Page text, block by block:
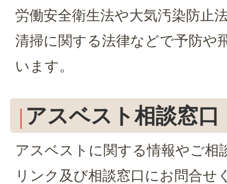
労働安全衛生法や大気汚染防止
清掃に関する法律などで予防や
います。
アスベスト相談窓口
アスベストに関する情報やご相
リンク及び相談窓口にお問合せ